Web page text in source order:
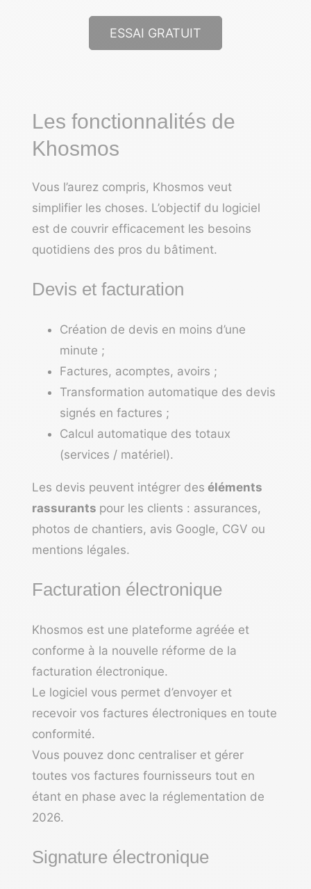
ESSAI GRATUIT
Les fonctionnalités de
Khosmos
Vous l’aurez compris, Khosmos veut
simplifier les choses. L’objectif du logiciel
est de couvrir efficacement les besoins
quotidiens des pros du bâtiment.
Devis et facturation
Création de devis en moins d’une
minute ;
Factures, acomptes, avoirs ;
Transformation automatique des devis
signés en factures ;
Calcul automatique des totaux
(services / matériel).
Les devis peuvent intégrer des éléments
rassurants pour les clients : assurances,
photos de chantiers, avis Google, CGV ou
mentions légales.
Facturation électronique
Khosmos est une plateforme agréée et
conforme à la nouvelle réforme de la
facturation électronique.
Le logiciel vous permet d’envoyer et
recevoir vos factures électroniques en toute
conformité.
Vous pouvez donc centraliser et gérer
toutes vos factures fournisseurs tout en
étant en phase avec la réglementation de
2026.
Signature électronique